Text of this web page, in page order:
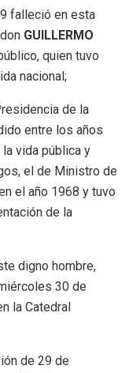
falleció en esta
GUILLERMO
quien tuvo
nacional;
de la
entre los años
vida pública y
el de Ministro de
el año 1968 y tuvo
de la
digno hombre,
30 de
la Catedral
de 29 de